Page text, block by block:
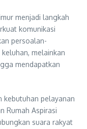
menjadi langkah
komunikasi
persoalan-
melainkan
mendapatkan
kebutuhan pelayanan
Rumah Aspirasi
suara rakyat